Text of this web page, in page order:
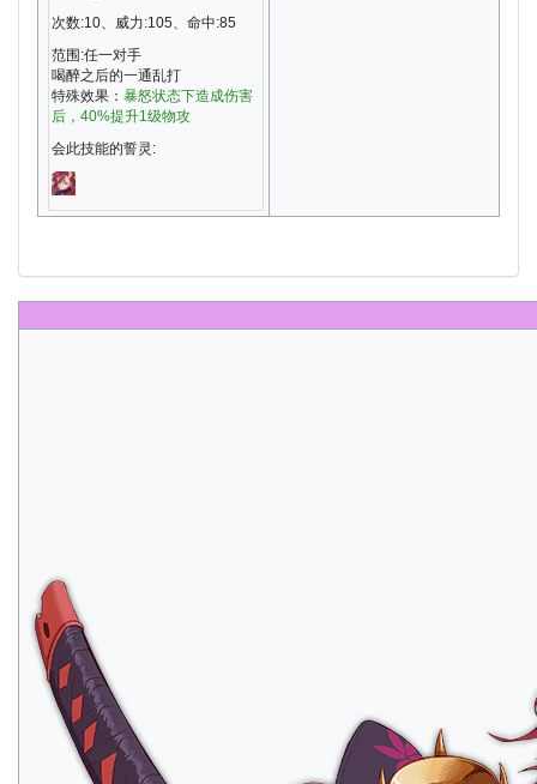
次数:10、威力:105、命中:85
范围:任一对手
喝醉之后的一通乱打
特殊效果： 暴怒状态下造成伤害
后，40%提升1级物攻
会此技能的誓灵: